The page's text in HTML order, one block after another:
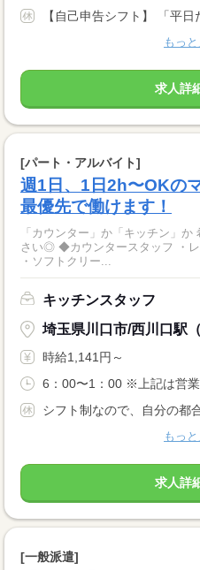
【自己申告シフト】 「平
もっ
求人詳
[パート・アルバイト]
週1日、1日2h〜OKの
最優先で働けます！
「カウンター」か「キッチン」
さい◎ ◆カウンタースタッフ ・レジでの接客、注文 ・ドリンク作り
・ソフトクリー...
キッチンスタッフ
埼玉県川口市/西川口駅
時給1,141円～
6：00〜1：00 ※上記は営
シフト制なので、自分の都
もっ
求人詳
[一般派遣]